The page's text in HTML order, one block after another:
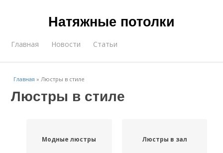
Натяжные потолки
Главная Новости Статьи
Главная »Люстры в стиле
Люстры в стиле
Модные люстры Люстры в зал